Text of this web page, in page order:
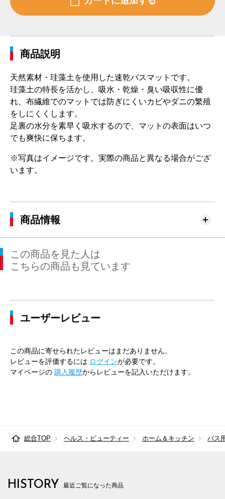
商品説明
天然素材・珪藻土を使用した速乾バスマットです。
珪藻土の特長を活かし、吸水・乾燥・臭い吸収性に優
れ、布繊維でのマットでは防ぎにくいカビやダニの繁殖
をしにくくします。
足裏の水分を素早く吸水するので、マットの表面はいつ
でも爽快に保ちます。
※写真はイメージです。実際の商品と異なる場合がござ
います。
商品情報
この商品を見た人は
こちらの商品も見ています
ユーザーレビュー
この商品に寄せられたレビューはまだありません。
レビューを評価するには ログインが必要です。
マイページの 購入履歴からレビューを記入いただけます。
総合TOP ヘルス・ビューティー ホーム＆キッチン バス
HISTORY 最近ご覧になった商品